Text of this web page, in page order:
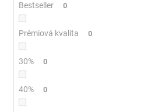
Bestseller 0
Prémiová kvalita 0
30% 0
40% 0
O